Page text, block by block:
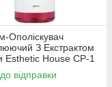
Ополіскувач
З Екстрактом
Esthetic House CP-1
TREATMENT
відправки